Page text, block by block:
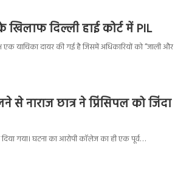
खिलाफ दिल्ली हाई कोर्ट में PIL
याचिका दायर की गई है जिसमें अधिकारियों को “जाली और
से नाराज छात्र ने प्रिंसिपल को जिंदा
गया। घटना का आरोपी कॉलेज का ही एक पूर्व…